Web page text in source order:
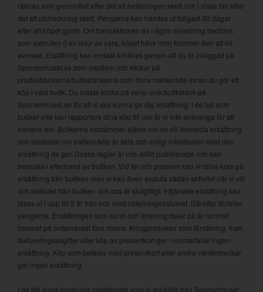
räknas som genomfört efter det att betalningen skett och i vissa fall efter
det att utcheckning skett. Pengarna kan hämtas ut tidigast 30 dagar
efter att köpet gjorts. Om transaktionen av någon anledning bedöms
som avbruten (t ex retur av vara, köpet hävs mm) kommer den att bli
avvisad. Ersättning kan endast erhållas genom att du är inloggad på
Sponsorhuset.se som medlem och klickar på
produktlänkarna/butikslänkarna som finns markerade innan du gör ett
köp i vald butik. Du måste klicka på varje unik butikslänk på
Sponsorhuset.se för att vi ska kunna ge dig ersättning. I de fall som
butiker inte kan rapportera dina köp till oss är vi inte ansvariga för att
hantera det. Butikerna bestämmer själva om de vill förmedla ersättning
och bedömer om trafiken/köp är äkta och enligt intentionen med den
ersättning de ger. Dessa regler är inte alltid publicerade och kan
beslutas i efterhand av butiken. Vid fel och problem kan vi driva krav på
ersättning från butiken men vi kan även avsluta sådan aktivitet när vi vill
och beslutet från butiken och oss är slutgiltigt. Intjänade ersättning kan
lösas ut i upp till 2 år från och med utdelningsdatumet. Därefter förfaller
pengarna. Ersättningen som kund och förening delar på är normalt
baserat på ordervärdet före moms. Kringprodukter som försäkring, frakt,
faktureringsavgifter eller köp av presentkort ger i normalfallet ingen
ersättning. Köp som betalas med presentkort eller andra värdecheckar
ger ingen ersättning.
I de fall kund använder rabattkoder som ej erhållits från Sponsorhuset